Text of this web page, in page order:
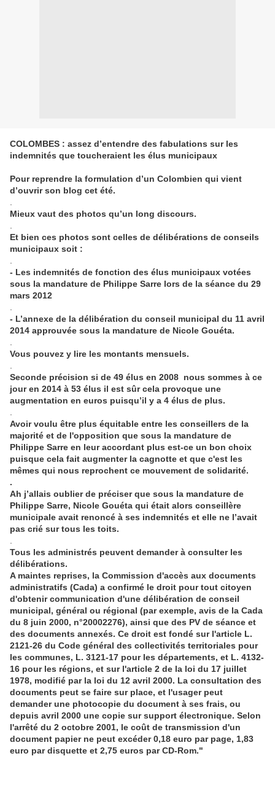
COLOMBES : assez d’entendre des fabulations sur les
indemnités que toucheraient les élus municipaux
Pour reprendre la formulation d’un Colombien qui vient
d’ouvrir son blog cet été.
Mieux vaut des photos qu’un long discours.
Et bien ces photos sont celles de délibérations de conseils
municipaux soit :
- Les indemnités de fonction des élus municipaux votées
sous la mandature de Philippe Sarre lors de la séance du 29
mars 2012
- L’annexe de la délibération du conseil municipal du 11 avril
2014 approuvée sous la mandature de Nicole Gouéta.
Vous pouvez y lire les montants mensuels.
Seconde précision si de 49 élus en 2008 nous sommes à ce
jour en 2014 à 53 élus il est sûr cela provoque une
augmentation en euros puisqu’il y a 4 élus de plus.
Avoir voulu être plus équitable entre les conseillers de la
majorité et de l'opposition que sous la mandature de
Philippe Sarre en leur accordant plus est-ce un bon choix
puisque cela fait augmenter la cagnotte et que c'est les
mêmes qui nous reprochent ce mouvement de solidarité.
.
Ah j’allais oublier de préciser que sous la mandature de
Philippe Sarre, Nicole Gouéta qui était alors conseillère
municipale avait renoncé à ses indemnités et elle ne l’avait
pas crié sur tous les toits.
Tous les administrés peuvent demander à consulter les
délibérations.
A maintes reprises, la Commission d'accès aux documents
administratifs (Cada) a confirmé le droit pour tout citoyen
d'obtenir communication d'une délibération de conseil
municipal, général ou régional (par exemple, avis de la Cada
du 8 juin 2000, n°20002276), ainsi que des PV de séance et
des documents annexés. Ce droit est fondé sur l'article L.
2121-26 du Code général des collectivités territoriales pour
les communes, L. 3121-17 pour les départements, et L. 4132-
16 pour les régions, et sur l'article 2 de la loi du 17 juillet
1978, modifié par la loi du 12 avril 2000. La consultation des
documents peut se faire sur place, et l'usager peut
demander une photocopie du document à ses frais, ou
depuis avril 2000 une copie sur support électronique. Selon
l'arrêté du 2 octobre 2001, le coût de transmission d'un
document papier ne peut excéder 0,18 euro par page, 1,83
euro par disquette et 2,75 euros par CD-Rom."